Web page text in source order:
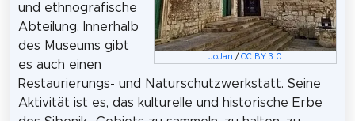
JoJan /CC BY 3.0
und ethnografische
Abteilung. Innerhalb
des Museums gibt
es auch einen
Restaurierungs- und Naturschutzwerkstatt. Seine
Aktivität ist es, das kulturelle und historische Erbe